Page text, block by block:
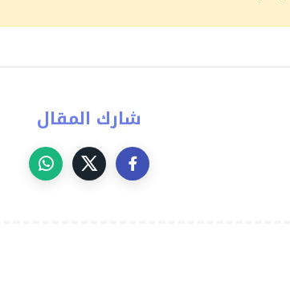
شارك المقال